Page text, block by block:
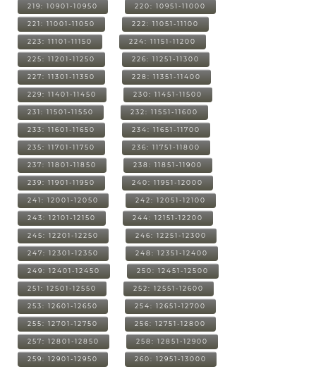
219: 10901-10950 220: 10951-11000
221: 11001-11050 222: 11051-11100
223: 11101-11150 224: 11151-11200
225: 11201-11250 226: 11251-11300
227: 11301-11350 228: 11351-11400
229: 11401-11450 230: 11451-11500
231: 11501-11550 232: 11551-11600
233: 11601-11650 234: 11651-11700
235: 11701-11750 236: 11751-11800
237: 11801-11850 238: 11851-11900
239: 11901-11950 240: 11951-12000
241: 12001-12050 242: 12051-12100
243: 12101-12150 244: 12151-12200
245: 12201-12250 246: 12251-12300
247: 12301-12350 248: 12351-12400
249: 12401-12450 250: 12451-12500
251: 12501-12550 252: 12551-12600
253: 12601-12650 254: 12651-12700
255: 12701-12750 256: 12751-12800
257: 12801-12850 258: 12851-12900
259: 12901-12950 260: 12951-13000